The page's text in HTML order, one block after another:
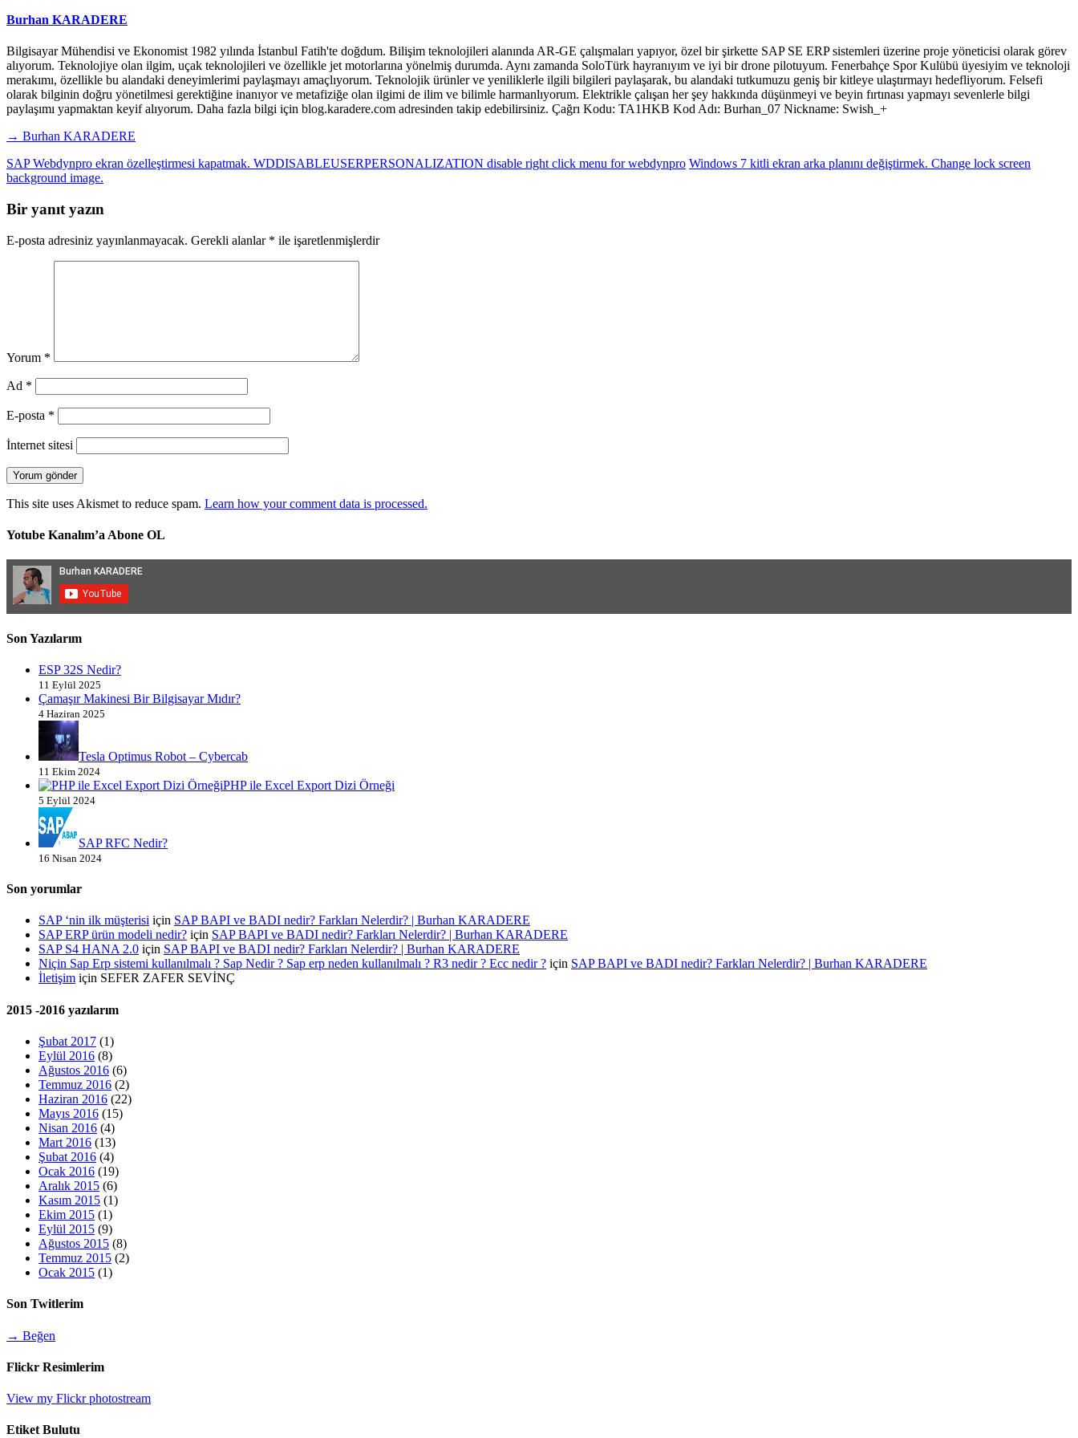
Burhan KARADERE
Bilgisayar Mühendisi ve Ekonomist 1982 yılında İstanbul Fatih'te doğdum. Bilişim teknolojileri alanında AR-GE çalışmaları yapıyor, özel bir şirkette SAP SE ERP sistemleri üzerine proje yöneticisi olarak görev
alıyorum. Teknolojiye olan ilgim, uçak teknolojileri ve özellikle jet motorlarına yönelmiş durumda. Aynı zamanda SoloTürk hayranıyım ve iyi bir drone pilotuyum. Fenerbahçe Spor Kulübü üyesiyim ve teknoloji
merakımı, özellikle bu alandaki deneyimlerimi paylaşmayı amaçlıyorum. Teknolojik ürünler ve yeniliklerle ilgili bilgileri paylaşarak, bu alandaki tutkumuzu geniş bir kitleye ulaştırmayı hedefliyorum. Felsefi
olarak bilginin doğru yönetilmesi gerektiğine inanıyor ve metafiziğe olan ilgimi de ilim ve bilimle harmanlıyorum. Elektrikle çalışan her şey hakkında düşünmeyi ve beyin fırtınası yapmayı sevenlerle bilgi
paylaşımı yapmaktan keyif alıyorum. Daha fazla bilgi için blog.karadere.com adresinden takip edebilirsiniz. Çağrı Kodu: TA1HKB Kod Adı: Burhan_07 Nickname: Swish_+
→ Burhan KARADERE
SAP Webdynpro ekran özelleştirmesi kapatmak. WDDISABLEUSERPERSONALIZATION disable right click menu for webdynpro Windows 7 kitli ekran arka planını değiştirmek. Change lock screen
background image.
Bir yanıt yazın
E-posta adresiniz yayınlanmayacak. Gerekli alanlar * ile işaretlenmişlerdir
Yorum *
Ad *
E-posta *
İnternet sitesi
This site uses Akismet to reduce spam. Learn how your comment data is processed.
Yotube Kanalım’a Abone OL
Son Yazılarım
ESP 32S Nedir?
11 Eylül 2025
Çamaşır Makinesi Bir Bilgisayar Mıdır?
4 Haziran 2025
Tesla Optimus Robot – Cybercab
11 Ekim 2024
PHP ile Excel Export Dizi Örneği
5 Eylül 2024
SAP RFC Nedir?
16 Nisan 2024
Son yorumlar
SAP ‘nin ilk müşterisi için SAP BAPI ve BADI nedir? Farkları Nelerdir? | Burhan KARADERE
SAP ERP ürün modeli nedir? için SAP BAPI ve BADI nedir? Farkları Nelerdir? | Burhan KARADERE
SAP S4 HANA 2.0 için SAP BAPI ve BADI nedir? Farkları Nelerdir? | Burhan KARADERE
Niçin Sap Erp sistemi kullanılmalı ? Sap Nedir ? Sap erp neden kullanılmalı ? R3 nedir ? Ecc nedir ? için SAP BAPI ve BADI nedir? Farkları Nelerdir? | Burhan KARADERE
İletişim için SEFER ZAFER SEVİNÇ
2015 -2016 yazılarım
Şubat 2017 (1)
Eylül 2016 (8)
Ağustos 2016 (6)
Temmuz 2016 (2)
Haziran 2016 (22)
Mayıs 2016 (15)
Nisan 2016 (4)
Mart 2016 (13)
Şubat 2016 (4)
Ocak 2016 (19)
Aralık 2015 (6)
Kasım 2015 (1)
Ekim 2015 (1)
Eylül 2015 (9)
Ağustos 2015 (8)
Temmuz 2015 (2)
Ocak 2015 (1)
Son Twitlerim
→ Beğen
Flickr Resimlerim
View my Flickr photostream
Etiket Bulutu